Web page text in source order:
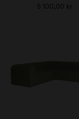
5 100,00 kr